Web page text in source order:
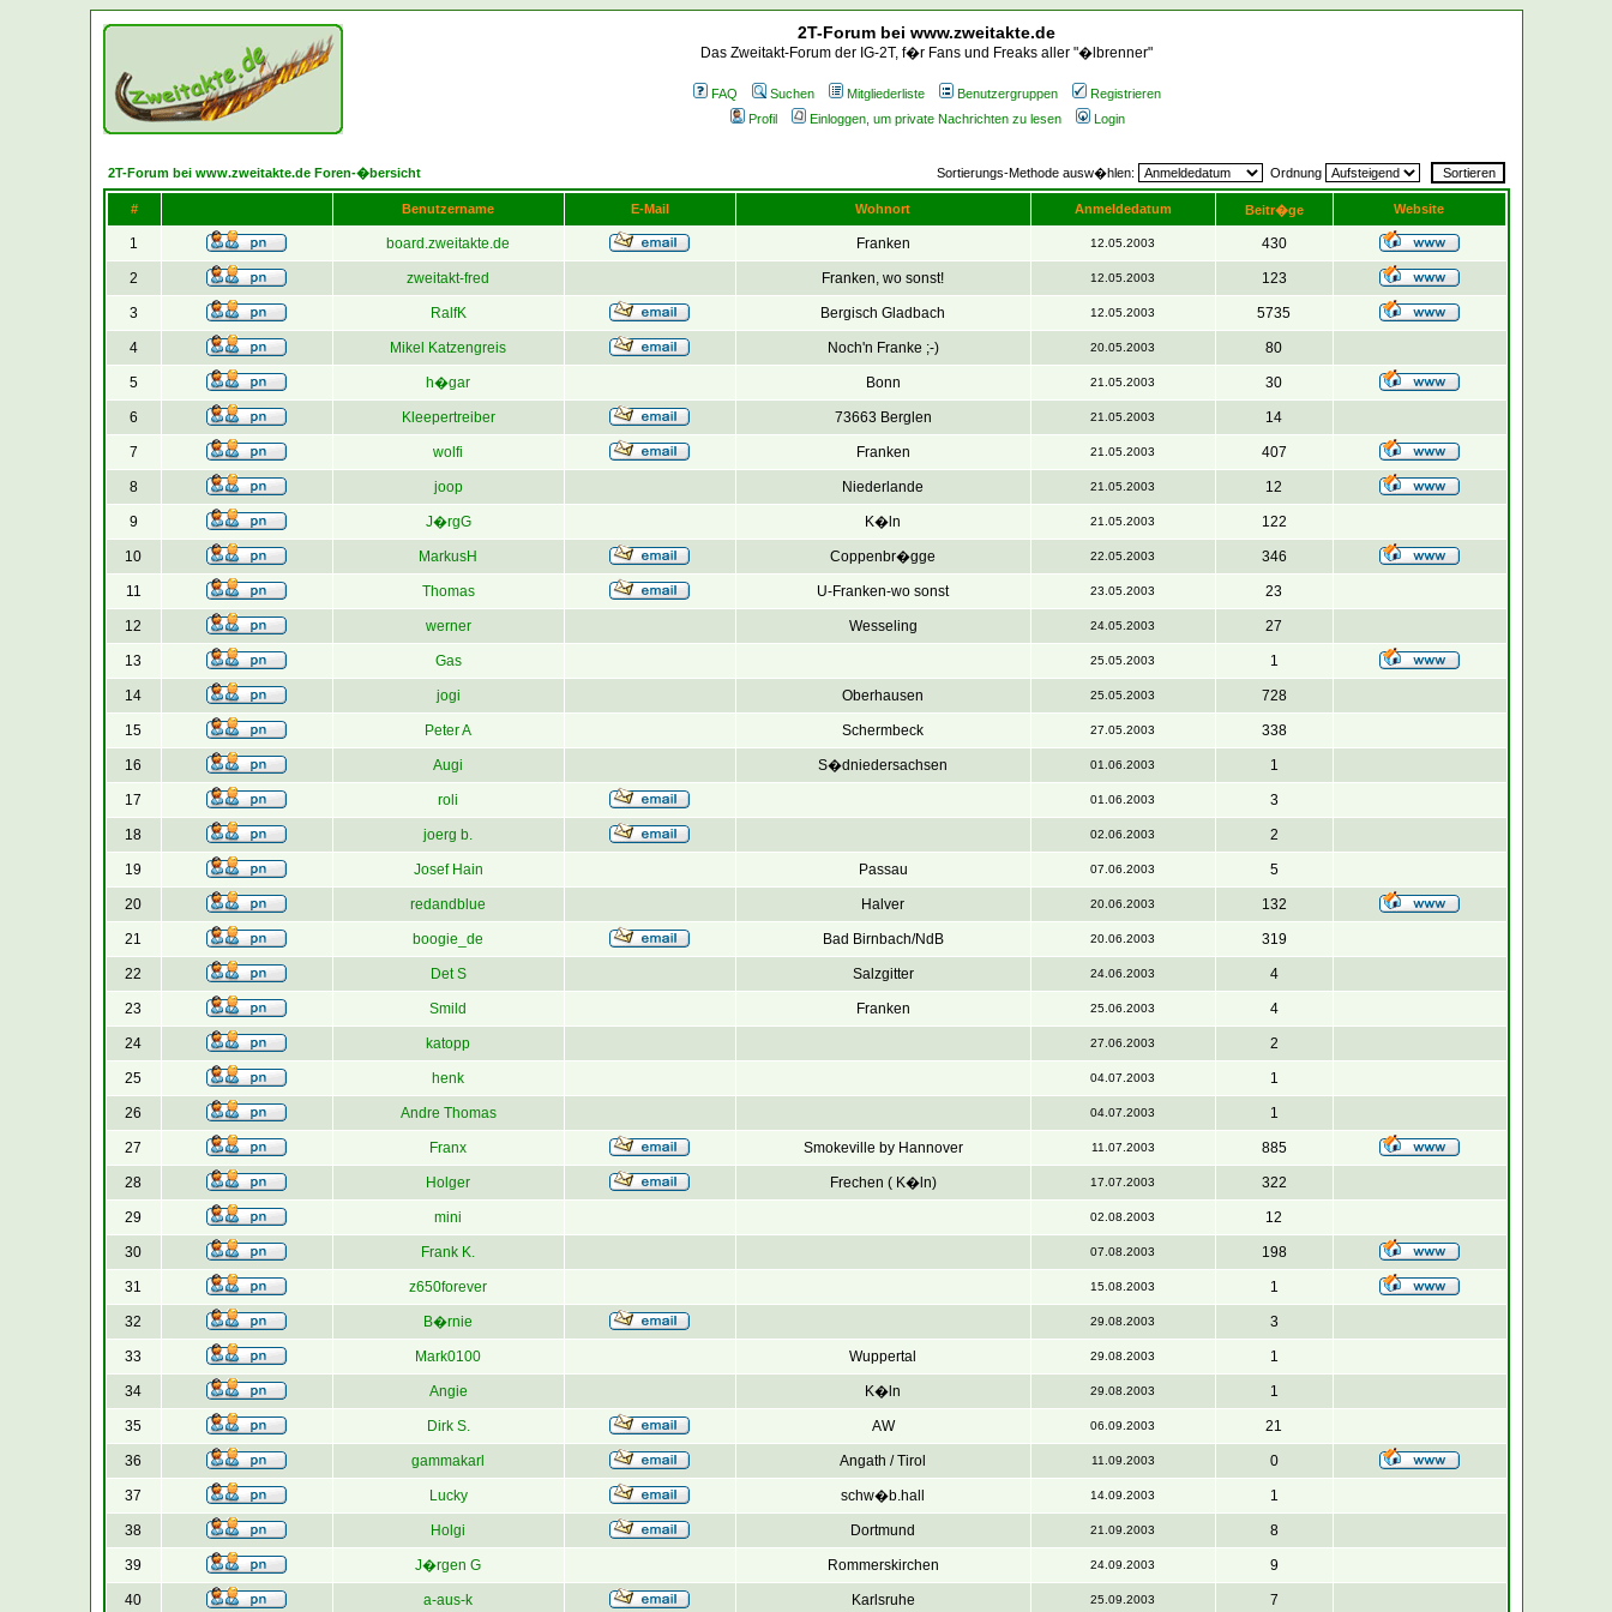
2T-Forum bei www.zweitakte.de
Das Zweitakt-Forum der IG-2T, f�r Fans und Freaks aller "�lbrenner"
FAQ Suchen Mitgliederliste Benutzergruppen
Registrieren
Profil
Einloggen, um private Nachrichten zu lesen Login
2T-Forum bei www.zweitakte.de Foren-�bersicht Sortierungs-Methode ausw�hlen: Ordnung
# Benutzername E-Mail Wohnort Anmeldedatum Beitr�ge Website
1 board.zweitakte.de Franken 12.05.2003 430
2 zweitakt-fred Franken, wo sonst! 12.05.2003 123
3 RalfK Bergisch Gladbach 12.05.2003 5735
4 Mikel Katzengreis Noch'n Franke ;-) 20.05.2003 80
5 h�gar Bonn 21.05.2003 30
6 Kleepertreiber 73663 Berglen 21.05.2003 14
7 wolfi Franken 21.05.2003 407
8 joop Niederlande 21.05.2003 12
9 J�rgG K�ln 21.05.2003 122
10 MarkusH Coppenbr�gge 22.05.2003 346
11 Thomas U-Franken-wo sonst 23.05.2003 23
12 werner Wesseling 24.05.2003 27
13 Gas 25.05.2003 1
14 jogi Oberhausen 25.05.2003 728
15 Peter A Schermbeck 27.05.2003 338
16 Augi S�dniedersachsen 01.06.2003 1
17 roli 01.06.2003 3
18 joerg b. 02.06.2003 2
19 Josef Hain Passau 07.06.2003 5
20 redandblue Halver 20.06.2003 132
21 boogie_de Bad Birnbach/NdB 20.06.2003 319
22 Det S Salzgitter 24.06.2003 4
23 Smild Franken 25.06.2003 4
24 katopp 27.06.2003 2
25 henk 04.07.2003 1
26 Andre Thomas 04.07.2003 1
27 Franx Smokeville by Hannover 11.07.2003 885
28 Holger Frechen ( K�ln) 17.07.2003 322
29 mini 02.08.2003 12
30 Frank K. 07.08.2003 198
31 z650forever 15.08.2003 1
32 B�rnie 29.08.2003 3
33 Mark0100 Wuppertal 29.08.2003 1
34 Angie K�ln 29.08.2003 1
35 Dirk S. AW 06.09.2003 21
36 gammakarl Angath / Tirol 11.09.2003 0
37 Lucky schw�b.hall 14.09.2003 1
38 Holgi Dortmund 21.09.2003 8
39 J�rgen G Rommerskirchen 24.09.2003 9
40 a-aus-k Karlsruhe 25.09.2003 7